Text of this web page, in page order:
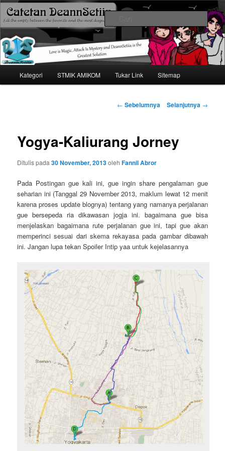
Catetan DS
Mari bermimpi dan ciptakan kehendak
Cari
Langsung
utama
Kategori STMIK AMIKOM Tukar Link Sitemap
Navigasi
← Sebelumnya Selanjutnya →
Yogya-Kaliurang Jorney
Ditulis pada30 November, 2013olehFannil Abror
Pada Postingan gue kali ini, gue ingin share pengalaman gue
seharian ini (Tanggal 29 November 2013, maklum lewat 12 menit
karena proses update blognya) tentang yang namanya perjalanan
gue bersepeda ria dikawasan jogja ini. bagaimana gue bisa
menjelaskan bagaimana rute perjalanan gue ini, tapi gue akan
memperinci sesuai dari skema rekayasa pada gambar dibawah
ini. Jangan lupa tekan Spoiler Intip yaa untuk kejelasannya